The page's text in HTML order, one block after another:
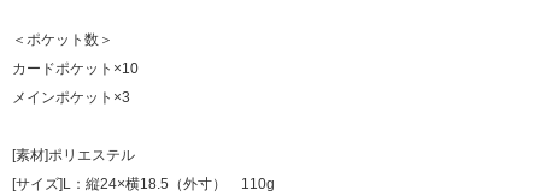
＜ポケット数＞
カードポケット×10
メインポケット×3
[素材]ポリエステル
[サイズ]L：縦24×横18.5（外寸） 110g